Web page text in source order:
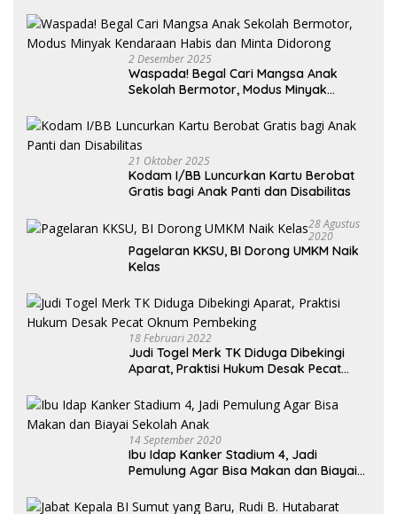
2 Desember 2025
Waspada! Begal Cari Mangsa Anak
Sekolah Bermotor, Modus Minyak
21 Oktober 2025
Kodam I/BB Luncurkan Kartu Berobat
Gratis bagi Anak Panti dan Disabilitas
28 Agustus
2020
Pagelaran KKSU, BI Dorong UMKM Naik
Kelas
18 Februari 2022
Judi Togel Merk TK Diduga Dibekingi
Aparat, Praktisi Hukum Desak Pecat
14 September 2020
Ibu Idap Kanker Stadium 4, Jadi
Pemulung Agar Bisa Makan dan Biayai